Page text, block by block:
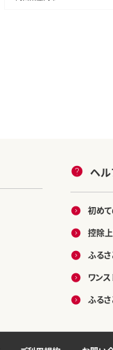
ヘル
初め
控除
ふる
ワン
ふるさ